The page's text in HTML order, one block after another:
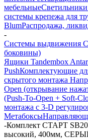
мебельные
системы крепежа для
BlumРаспродажа,
-
Системы выдвижения
боковины)
Ящики Tandembox
PushКомплектующие
скрытого монтажа
Open (открывание
(Push-To-Open + Soft-
монтажа с 3-D
Метабоксы
-Комплект СТАРТ
высокий, 400мм,